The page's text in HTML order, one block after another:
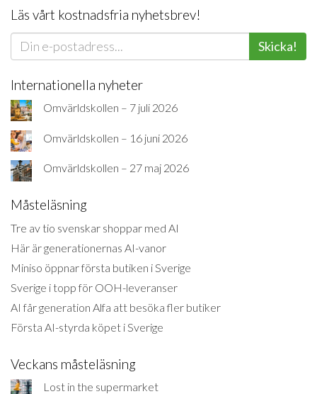
Läs vårt kostnadsfria nyhetsbrev!
Skicka!
Internationella nyheter
Omvärldskollen – 7 juli 2026
Omvärldskollen – 16 juni 2026
Omvärldskollen – 27 maj 2026
Måsteläsning
Tre av tio svenskar shoppar med AI
Här är generationernas AI-vanor
Miniso öppnar första butiken i Sverige
Sverige i topp för OOH-leveranser
AI får generation Alfa att besöka fler butiker
Första AI-styrda köpet i Sverige
Veckans måsteläsning
Lost in the supermarket